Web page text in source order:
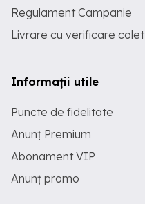
Regulament Campanie
Livrare cu verificare colet
Informații utile
Puncte de fidelitate
Anunț Premium
Abonament VIP
Anunț promo